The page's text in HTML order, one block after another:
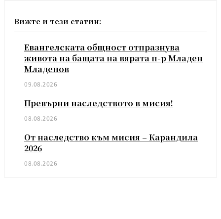
Вижте и тези статии:
Евангелската общност отпразнува
живота на бащата на вярата п-р Младен
Младенов
09.08.2026
Превърни наследството в мисия!
08.08.2026
От наследство към мисия – Карандила
2026
08.08.2026